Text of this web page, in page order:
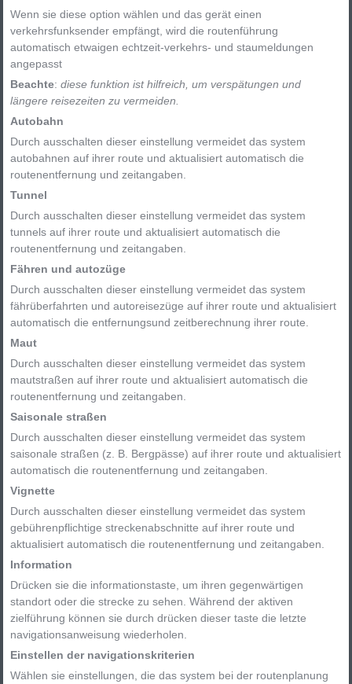
Wenn sie diese option wählen und das gerät einen
verkehrsfunksender empfängt, wird die routenführung
automatisch etwaigen echtzeit-verkehrs- und staumeldungen
angepasst
Beachte:diese funktion ist hilfreich, um verspätungen und
längere reisezeiten zu vermeiden.
Autobahn
Durch ausschalten dieser einstellung vermeidet das system
autobahnen auf ihrer route und aktualisiert automatisch die
routenentfernung und zeitangaben.
Tunnel
Durch ausschalten dieser einstellung vermeidet das system
tunnels auf ihrer route und aktualisiert automatisch die
routenentfernung und zeitangaben.
Fähren und autozüge
Durch ausschalten dieser einstellung vermeidet das system
fährüberfahrten und autoreisezüge auf ihrer route und aktualisiert
automatisch die entfernungsund zeitberechnung ihrer route.
Maut
Durch ausschalten dieser einstellung vermeidet das system
mautstraßen auf ihrer route und aktualisiert automatisch die
routenentfernung und zeitangaben.
Saisonale straßen
Durch ausschalten dieser einstellung vermeidet das system
saisonale straßen (z. B. Bergpässe) auf ihrer route und aktualisiert
automatisch die routenentfernung und zeitangaben.
Vignette
Durch ausschalten dieser einstellung vermeidet das system
gebührenpflichtige streckenabschnitte auf ihrer route und
aktualisiert automatisch die routenentfernung und zeitangaben.
Information
Drücken sie die informationstaste, um ihren gegenwärtigen
standort oder die strecke zu sehen. Während der aktiven
zielführung können sie durch drücken dieser taste die letzte
navigationsanweisung wiederholen.
Einstellen der navigationskriterien
Wählen sie einstellungen, die das system bei der routenplanung